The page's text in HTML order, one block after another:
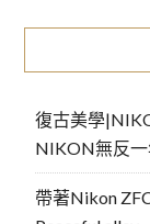
復古美學
NIKON無反
帶著Nikon